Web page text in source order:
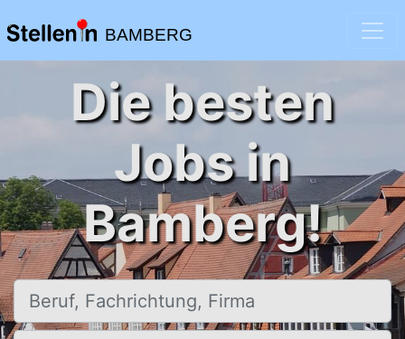
BAMBERG
Die besten
Jobs in
Bamberg!
Beruf, Fachrichtung, Firma